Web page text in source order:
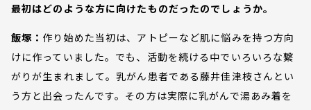
最初はどのような方に向けたものだったのでしょうか。
飯塚： 作り始めた当初は、アトピーなど肌に悩みを持つ方向
けに作っていました。でも、活動を続ける中でいろいろな繋
がりが生まれまして。乳がん患者である藤井佳津枝さんとい
う方と出会ったんです。その方は実際に乳がんで湯あみ着を